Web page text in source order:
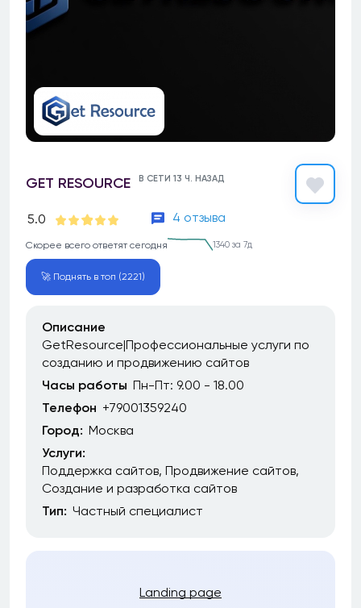
GET RESOURCE В СЕТИ 13 Ч. НАЗАД
5.0 4 отзыва
Скорее всего ответят сегодня 1340 за 7д
🚀 Поднять в топ (2221)
Описание
GetResource|Профессиональные услуги по
созданию и продвижению сайтов
Часы работы Пн-Пт: 9.00 - 18.00
Телефон +79001359240
Город: Москва
Услуги:
Поддержка сайтов Продвижение сайтов
Создание и разработка сайтов
Тип: Частный специалист
Landing page